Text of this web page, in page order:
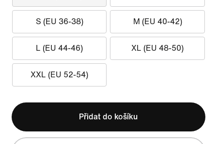
S (EU 36-38) M (EU 40-42)
L (EU 44-46) XL (EU 48-50)
XXL (EU 52-54)
Přidat do košíku